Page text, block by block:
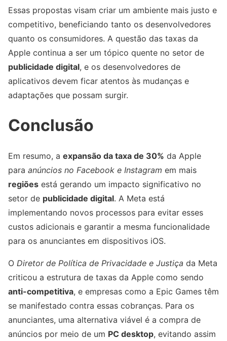
Essas propostas visam criar um ambiente mais justo e
competitivo, beneficiando tanto os desenvolvedores
quanto os consumidores. A questão das taxas da
Apple continua a ser um tópico quente no setor de
publicidade digital, e os desenvolvedores de
aplicativos devem ficar atentos às mudanças e
adaptações que possam surgir.
Conclusão
Em resumo, a expansão da taxa de 30% da Apple
para anúncios no Facebook e Instagram em mais
regiões está gerando um impacto significativo no
setor de publicidade digital. A Meta está
implementando novos processos para evitar esses
custos adicionais e garantir a mesma funcionalidade
para os anunciantes em dispositivos iOS.
O Diretor de Política de Privacidade e Justiça da Meta
criticou a estrutura de taxas da Apple como sendo
anti-competitiva, e empresas como a Epic Games têm
se manifestado contra essas cobranças. Para os
anunciantes, uma alternativa viável é a compra de
anúncios por meio de um PC desktop, evitando assim